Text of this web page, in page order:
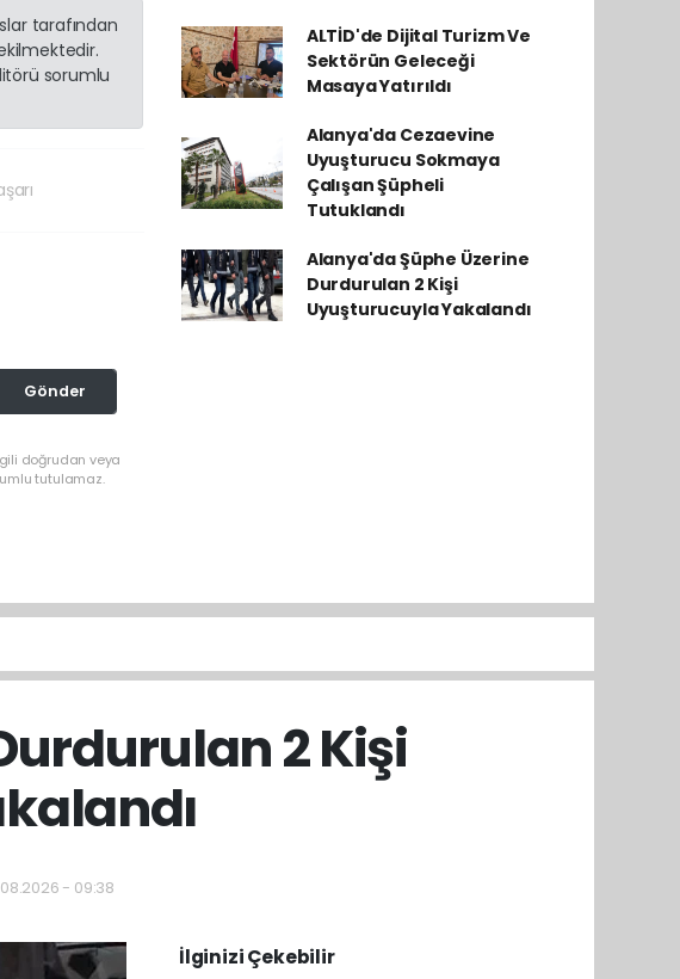
tarafından
sorumlu
Gönder
doğrudan veya
tutulamaz.
ALTİD'de Dijital Turizm Ve
Sektörün Geleceği
Masaya Yatırıldı
Alanya'da Cezaevine
Uyuşturucu Sokmaya
Çalışan Şüpheli
Tutuklandı
Alanya'da Şüphe Üzerine
Durdurulan 2 Kişi
Uyuşturucuyla Yakalandı
2 Kişi
- 09:38
İlginizi Çekebilir